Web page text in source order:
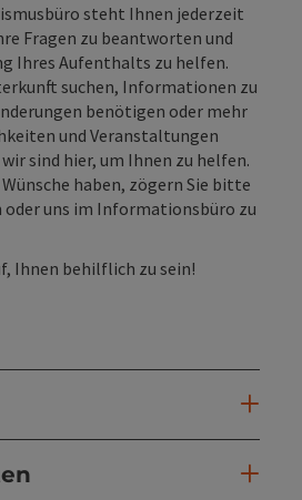
steht Ihnen jederzeit
Fragen zu beantworten und
Ihres Aufenthalts zu helfen.
suchen, Informationen zu
benötigen oder mehr
und Veranstaltungen
sind hier, um Ihnen zu helfen.
haben, zögern Sie bitte
oder uns im Informationsbüro zu
Ihnen behilflich zu sein!